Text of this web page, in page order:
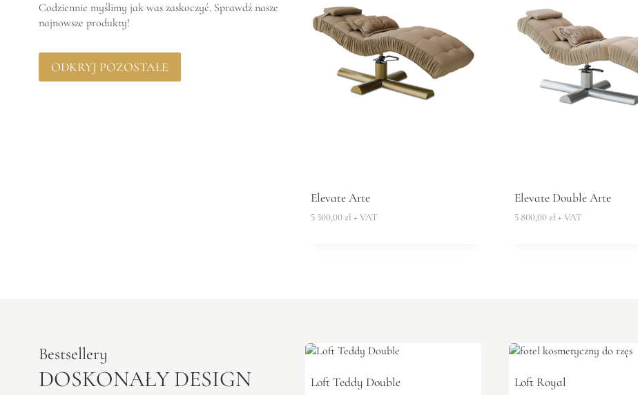
Codziennie myślimy jak was zaskoczyć. Sprawdź nasze
najnowsze produkty!
ODKRYJ POZOSTAŁE
Elevate Arte
5 300,00zł + VAT
Elevate Double Arte
5 800,00zł + VAT
Bestsellery
DOSKONAŁY DESIGN Loft Teddy Double Loft Royal